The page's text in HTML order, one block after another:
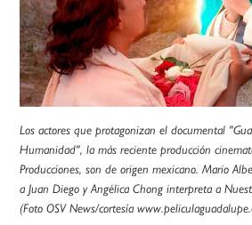
Los actores que protagonizan el documental
Humanidad", la más reciente producción
Producciones, son de origen mexicano. Mario
a Juan Diego y Angélica Chong interpreta a
(Foto OSV News/cortesía